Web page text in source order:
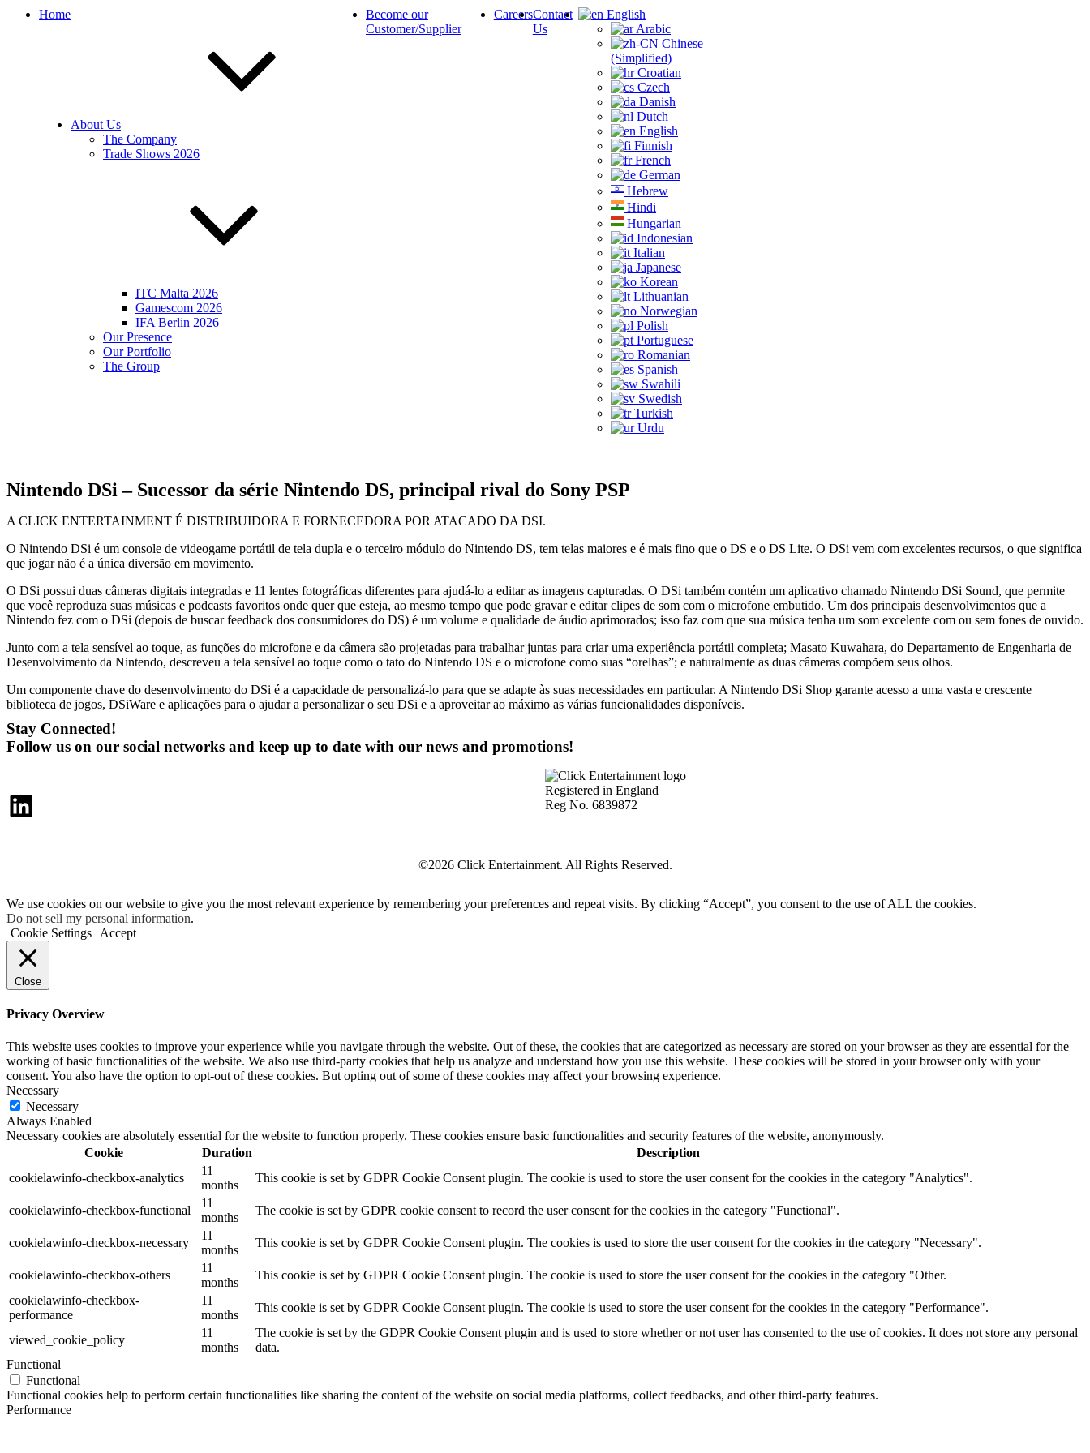
Home
About Us
The Company
Trade Shows 2026
ITC Malta 2026
Gamescom 2026
IFA Berlin 2026
Our Presence
Our Portfolio
The Group
Become our
Customer/Supplier
CareersContact
Us
English
Arabic
Chinese
(Simplified)
Croatian
Czech
Danish
Dutch
English
Finnish
French
German
Hebrew
Hindi
Hungarian
Indonesian
Italian
Japanese
Korean
Lithuanian
Norwegian
Polish
Portuguese
Romanian
Spanish
Swahili
Swedish
Turkish
Urdu
Nintendo DSi – Sucessor da série Nintendo DS, principal rival do Sony PSP
A CLICK ENTERTAINMENT É DISTRIBUIDORA E FORNECEDORA POR ATACADO DA DSI.
O Nintendo DSi é um console de videogame portátil de tela dupla e o terceiro módulo do Nintendo DS, tem telas maiores e é mais fino que o DS e o DS Lite. O DSi vem com excelentes recursos, o que significa
que jogar não é a única diversão em movimento.
O DSi possui duas câmeras digitais integradas e 11 lentes fotográficas diferentes para ajudá-lo a editar as imagens capturadas. O DSi também contém um aplicativo chamado Nintendo DSi Sound, que permite
que você reproduza suas músicas e podcasts favoritos onde quer que esteja, ao mesmo tempo que pode gravar e editar clipes de som com o microfone embutido. Um dos principais desenvolvimentos que a
Nintendo fez com o DSi (depois de buscar feedback dos consumidores do DS) é um volume e qualidade de áudio aprimorados; isso faz com que sua música tenha um som excelente com ou sem fones de ouvido.
Junto com a tela sensível ao toque, as funções do microfone e da câmera são projetadas para trabalhar juntas para criar uma experiência portátil completa; Masato Kuwahara, do Departamento de Engenharia de
Desenvolvimento da Nintendo, descreveu a tela sensível ao toque como o tato do Nintendo DS e o microfone como suas “orelhas”; e naturalmente as duas câmeras compõem seus olhos.
Um componente chave do desenvolvimento do DSi é a capacidade de personalizá-lo para que se adapte às suas necessidades em particular. A Nintendo DSi Shop garante acesso a uma vasta e crescente
biblioteca de jogos, DSiWare e aplicações para o ajudar a personalizar o seu DSi e a aproveitar ao máximo as várias funcionalidades disponíveis.
Stay Connected!
Follow us on our social networks and keep up to date with our news and promotions!
LinkedIn
Registered in England
Reg No. 6839872
We use cookies on our website to give you the most relevant experience by remembering your preferences and repeat visits. By clicking “Accept”, you consent to the use of ALL the cookies.
Do not sell my personal information.
Cookie Settings
Accept
Close
Privacy Overview
This website uses cookies to improve your experience while you navigate through the website. Out of these, the cookies that are categorized as necessary are stored on your browser as they are essential for the
working of basic functionalities of the website. We also use third-party cookies that help us analyze and understand how you use this website. These cookies will be stored in your browser only with your
consent. You also have the option to opt-out of these cookies. But opting out of some of these cookies may affect your browsing experience.
Necessary
Necessary
Always Enabled
Necessary cookies are absolutely essential for the website to function properly. These cookies ensure basic functionalities and security features of the website, anonymously.
Cookie
Duration
Description
cookielawinfo-checkbox-analytics
11
months
This cookie is set by GDPR Cookie Consent plugin. The cookie is used to store the user consent for the cookies in the category "Analytics".
cookielawinfo-checkbox-functional
11
months
The cookie is set by GDPR cookie consent to record the user consent for the cookies in the category "Functional".
cookielawinfo-checkbox-necessary
11
months
This cookie is set by GDPR Cookie Consent plugin. The cookies is used to store the user consent for the cookies in the category "Necessary".
cookielawinfo-checkbox-others
11
months
This cookie is set by GDPR Cookie Consent plugin. The cookie is used to store the user consent for the cookies in the category "Other.
cookielawinfo-checkbox-
performance
11
months
This cookie is set by GDPR Cookie Consent plugin. The cookie is used to store the user consent for the cookies in the category "Performance".
viewed_cookie_policy
11
months
The cookie is set by the GDPR Cookie Consent plugin and is used to store whether or not user has consented to the use of cookies. It does not store any personal
data.
Functional
Functional
Functional cookies help to perform certain functionalities like sharing the content of the website on social media platforms, collect feedbacks, and other third-party features.
Performance